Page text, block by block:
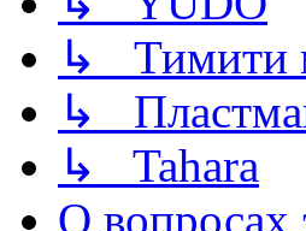
↳ Тимити
↳
↳ Tahara
О вопросах